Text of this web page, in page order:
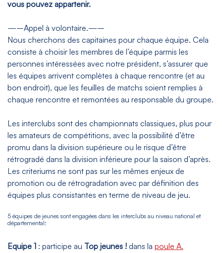
vous pouvez appartenir.
—–Appel à volontaire.—–
Nous cherchons des capitaines pour chaque équipe. Cela
consiste à choisir les membres de l’équipe parmis les
personnes intéressées avec notre président, s’assurer que
les équipes arrivent complètes à chaque rencontre (et au
bon endroit), que les feuilles de matchs soient remplies à
chaque rencontre et remontées au responsable du groupe.
Les interclubs sont des championnats classiques, plus pour
les amateurs de compétitions, avec la possibilité d’être
promu dans la division supérieure ou le risque d’être
rétrogradé dans la division inférieure pour la saison d’après.
Les criteriums ne sont pas sur les mêmes enjeux de
promotion ou de rétrogradation avec par définition des
équipes plus consistantes en terme de niveau de jeu.
5 équipes de jeunes sont engagées dans les interclubs au niveau national et
départemental:
Equipe 1 : participe au Top jeunes ! dans la poule A.